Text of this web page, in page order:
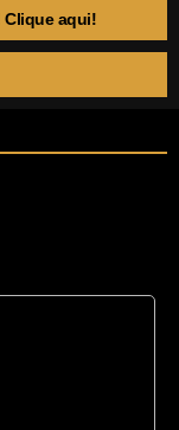
Clique aqui!